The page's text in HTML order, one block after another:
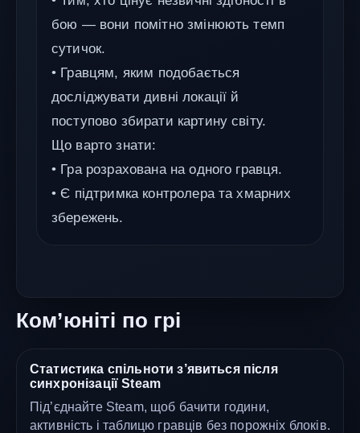
бою — вони помітно змінюють темп
сутичок.
• Гравцям, яким подобається
досліджувати дивні локації й
поступово збирати картину світу.
Що варто знати:
• Гра розрахована на одного гравця.
• Є підтримка контролера та хмарних
збережень.
Ком’юніті по грі
Статистика спільноти з’явиться після
синхронізації Steam
Під’єднайте Steam, щоб бачити години,
активність і таблицю гравців без порожніх блоків.